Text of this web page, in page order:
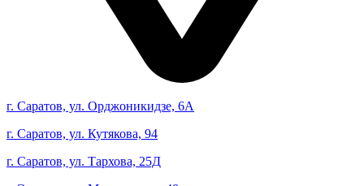
г. Саратов, ул. Орджоникидзе, 6А
г. Саратов, ул. Кутякова, 94
г. Саратов, ул. Тархова, 25Д